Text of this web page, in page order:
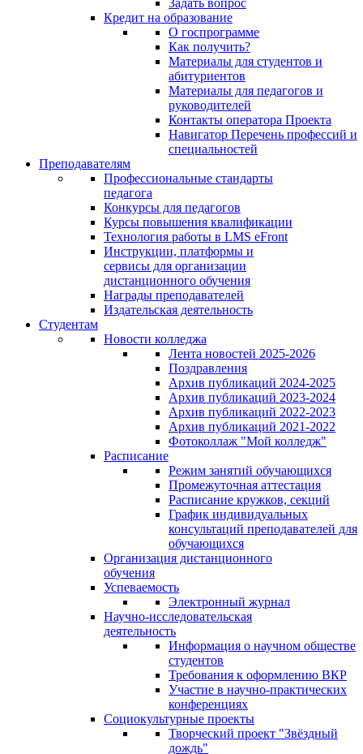
Задать вопрос
Кредит на образование
О госпрограмме
Как получить?
Материалы для студентов и
абитуриентов
Материалы для педагогов и
руководителей
Контакты оператора Проекта
Навигатор Перечень профессий и
специальностей
Преподавателям
Профессиональные стандарты
педагога
Конкурсы для педагогов
Курсы повышения квалификации
Технология работы в LMS eFront
Инструкции, платформы и
сервисы для организации
дистанционного обучения
Награды преподавателей
Издательская деятельность
Студентам
Новости колледжа
Лента новостей 2025-2026
Поздравления
Архив публикаций 2024-2025
Архив публикаций 2023-2024
Архив публикаций 2022-2023
Архив публикаций 2021-2022
Фотоколлаж "Мой колледж"
Расписание
Режим занятий обучающихся
Промежуточная аттестация
Расписание кружков, секций
График индивидуальных
консультаций преподавателей для
обучающихся
Организация дистанционного
обучения
Успеваемость
Электронный журнал
Научно-исследовательская
деятельность
Информация о научном обществе
студентов
Требования к оформлению ВКР
Участие в научно-практических
конференциях
Социокультурные проекты
Творческий проект "Звёздный
дождь"